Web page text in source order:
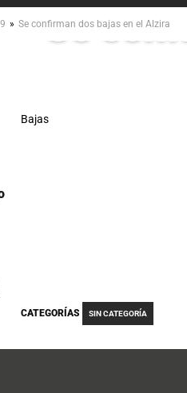
» Se confirman dos bajas en el Alzira
Se
Bajas
CATEGORÍAS SIN CATEGORÍA